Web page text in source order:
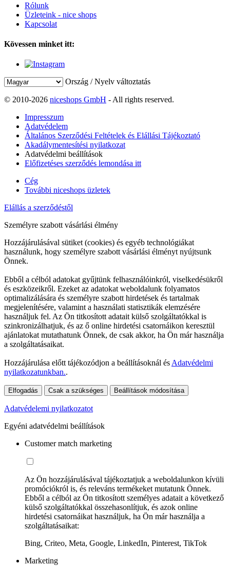
Rólunk
Üzleteink - nice shops
Kapcsolat
Kövessen minket itt:
Ország / Nyelv változtatás
© 2010-2026 niceshops GmbH - All rights reserved.
Impresszum
Adatvédelem
Általános Szerződési Feltételek és Elállási Tájékoztató
Akadálymentesítési nyilatkozat
Adatvédelmi beállítások
Előfizetéses szerződés lemondása itt
Cég
További niceshops üzletek
Elállás a szerződéstől
Személyre szabott vásárlási élmény
Hozzájárulásával sütiket (cookies) és egyéb technológiákat
használunk, hogy személyre szabott vásárlási élményt nyújtsunk
Önnek.
Ebből a célból adatokat gyűjtünk felhasználóinkról, viselkedésükről
és eszközeikről. Ezeket az adatokat weboldalunk folyamatos
optimalizálására és személyre szabott hirdetések és tartalmak
megjelenítésére, valamint a használati statisztikák elemzésére
használjuk fel. Az Ön titkosított adatait külső szolgáltatókkal is
szinkronizálhatjuk, és az ő online hirdetési csatornáikon keresztül
ajánlatokat mutathatunk Önnek, de csak akkor, ha Ön már használja
a szolgáltatásaikat.
Hozzájárulása előtt tájékozódjon a beállításoknál és Adatvédelmi
nyilatkozatunkban..
Elfogadás Csak a szükséges Beállítások módosítása
Adatvédelemi nyilatkozatot
Egyéni adatvédelmi beállítások
Customer match marketing
Az Ön hozzájárulásával tájékoztatjuk a weboldalunkon kívüli
promóciókról is, és releváns termékeket mutatunk Önnek.
Ebből a célból az Ön titkosított személyes adatait a következő
külső szolgáltatókkal összehasonlítjuk, és azok online
hirdetési csatornáikat használjuk, ha Ön már használja a
szolgáltatásaikat:
Bing, Criteo, Meta, Google, LinkedIn, Pinterest, TikTok
Marketing